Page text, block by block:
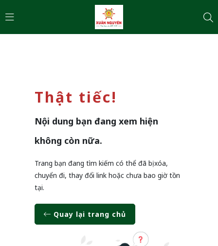
Thật tiếc!
Nội dung bạn đang xem hiện
không còn nữa.
Trang bạn đang tìm kiếm có thể đã bị xóa,
chuyển đi, thay đổi link hoặc chưa bao giờ tồn
tại.
Quay lại trang chủ